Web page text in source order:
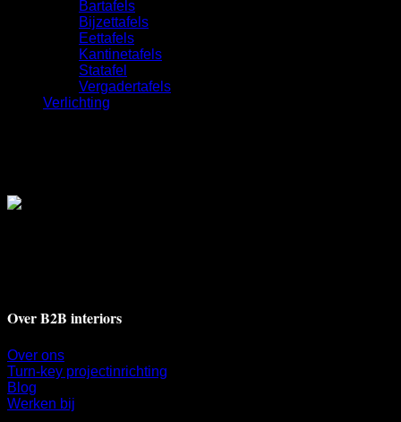
Bartafels
Bijzettafels
Eettafels
Kantinetafels
Statafel
Vergadertafels
Verlichting
Over B2B interiors
Over ons
Turn-key projectinrichting
Blog
Werken bij